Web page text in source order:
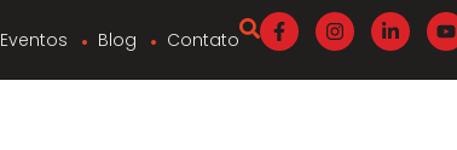
Eventos Blog Contato